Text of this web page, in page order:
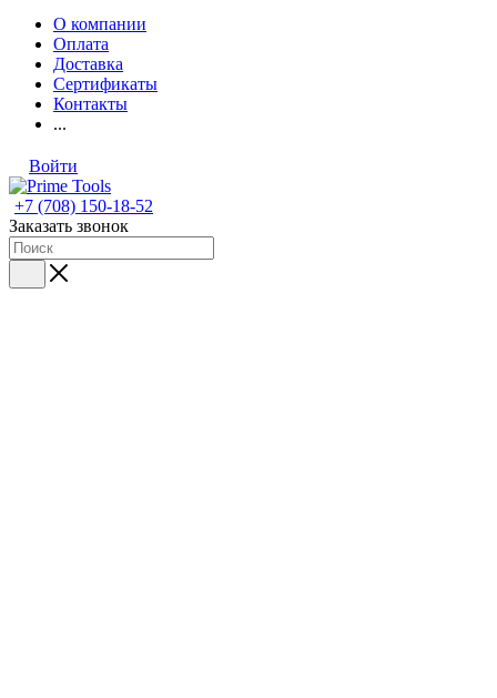
О компании
Оплата
Доставка
Сертификаты
Контакты
...
Войти
+7 (708) 150-18-52
Заказать звонок